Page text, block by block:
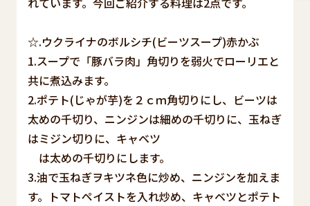
☆.ウクライナのボルシチ(ビーツスープ)赤かぶ
1.スープで「豚バラ肉」角切りを弱火でローリエと
共に煮込みます。
2.ポテト(じゃが芋)を２ｃｍ角切りにし、ビーツは
太めの千切り、ニンジンは細めの千切りに、玉ねぎ
はミジン切りに、キャベツ
は太めの千切りにします。
3.油で玉ねぎヲキツネ色に炒め、ニンジンを加えま
す。トマトペイストを入れ炒め、キャベツとポテト